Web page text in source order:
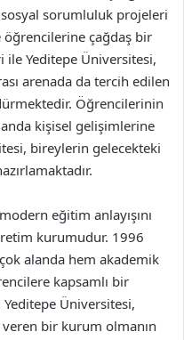
sorumluluk projeleri
çağdaş bir
ile Yeditepe Üniversitesi,
arenada da tercih edilen
Öğrencilerinin
kişisel gelişimlerine
bireylerin gelecekteki
eğitim anlayışını
kurumudur. 1996
alanda hem akademik
kapsamlı bir
Üniversitesi,
bir kurum olmanın